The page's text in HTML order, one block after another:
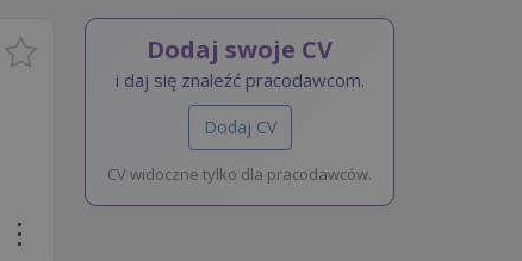
Dodaj swoje CV
i daj się znaleźć pracodawcom.
Dodaj CV
CV widoczne tylko dla pracodawców.